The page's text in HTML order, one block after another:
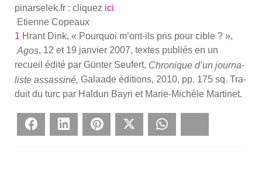
pinarselek.fr : cli­quez ici
Etienne Copeaux
1 Hrant Dink, « Pour­quoi m’ont-ils pris pour cible ? »,
Agos, 12 et 19 jan­vier 2007, textes publiés en un
recueil édi­té par Gün­ter Seu­fert, Chro­nique d’un jour­na­
liste assas­si­né, Galaade édi­tions, 2010, pp. 175 sq. Tra­
duit du turc par Hal­dun Bay­ri et Marie-Michèle Mar­ti­net.
Face­bookLin­ke­dIn Pin­te­rest Twit­ter